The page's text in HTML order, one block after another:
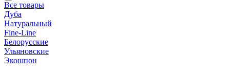
Все товары
Дуба
Натуральный
Fine-Line
Белорусские
Ульяновские
Экошпон